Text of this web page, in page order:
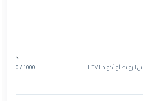
0 / 1000